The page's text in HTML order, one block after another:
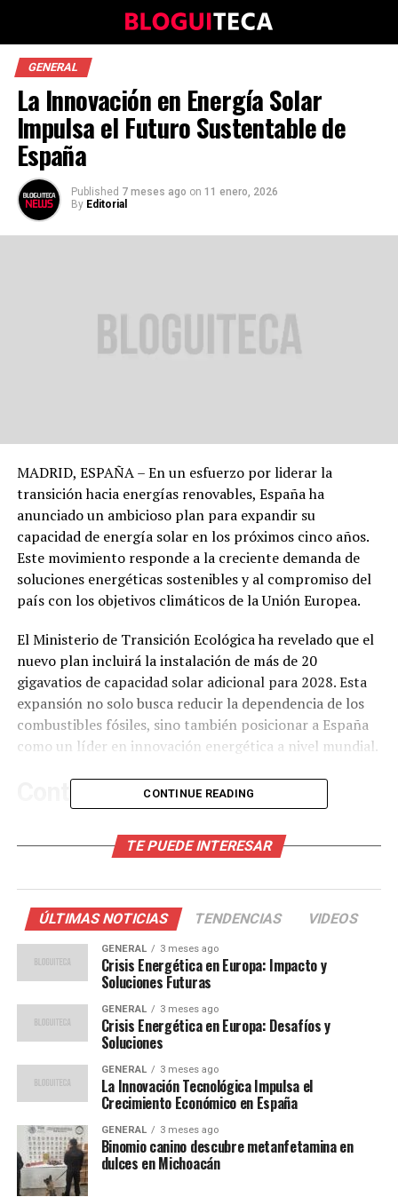
GENERAL
La Innovación en Energía Solar
Impulsa el Futuro Sustentable de
España
Published 7 meses ago on 11 enero, 2026
By Editorial
MADRID, ESPAÑA – En un esfuerzo por liderar la
transición hacia energías renovables, España ha
anunciado un ambicioso plan para expandir su
capacidad de energía solar en los próximos cinco años.
Este movimiento responde a la creciente demanda de
soluciones energéticas sostenibles y al compromiso del
país con los objetivos climáticos de la Unión Europea.
El Ministerio de Transición Ecológica ha revelado que el
nuevo plan incluirá la instalación de más de 20
gigavatios de capacidad solar adicional para 2028. Esta
expansión no solo busca reducir la dependencia de los
combustibles fósiles, sino también posicionar a España
como un líder en innovación energética a nivel mundial.
Contexto y Antecedentes
capacidad de energía solar instalada, gracias a su clima
los últimos años, el país ha experimentado un
crecimiento significativo en la adopción de energía
solar, impulsado por la disminución de los costos de los
paneles solares y el aumento de la conciencia ecológica
entre los consumidores.
El impulso hacia la energía solar no es nuevo. Desde la
implementación del Plan Nacional Integrado de Energía
y Clima (PNIEC) en 2021, España ha estado trabajando
para aumentar su capacidad de energía renovable al
74% para 2030. Este nuevo plan es un paso crucial hacia
ese objetivo.
Opiniones de Expertos
CONTINUE READING
TE PUEDE INTERESAR
ÚLTIMAS NOTICIAS TENDENCIAS VIDEOS
GENERAL 3 meses ago
Crisis Energética en Europa: Impacto y
Soluciones Futuras
GENERAL 3 meses ago
Crisis Energética en Europa: Desafíos y
Soluciones
GENERAL 3 meses ago
La Innovación Tecnológica Impulsa el
Crecimiento Económico en España
GENERAL 3 meses ago
Binomio canino descubre metanfetamina en
dulces en Michoacán